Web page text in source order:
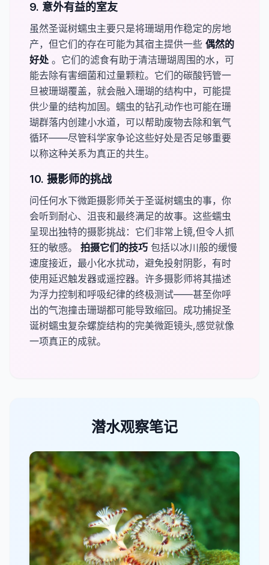
9. 意外有益的室友
虽然圣诞树蠕虫主要只是将珊瑚用作稳定的房地
产，但它们的存在可能为其宿主提供一些 ​偶然的
好处​。它们的滤食有助于清洁珊瑚周围的水，可
能去除有害细菌和过量颗粒。它们的碳酸钙管一
旦被珊瑚覆盖，就会融入珊瑚的结构中，可能提
供少量的结构加固。蠕虫的钻孔动作也可能在珊
瑚群落内创建小水道，可以帮助废物去除和氧气
循环——尽管科学家争论这些好处是否足够重要
以称这种关系为真正的共生。
10. 摄影师的挑战
问任何水下微距摄影师关于圣诞树蠕虫的事，你
会听到耐心、沮丧和最终满足的故事。这些蠕虫
呈现出独特的摄影挑战：它们非常上镜,但令人抓
狂的敏感。 ​拍摄它们的技巧 包括以冰川般的缓慢
速度接近，最小化水扰动，避免投射阴影，有时
使用延迟触发器或遥控器。许多摄影师将其描述
为浮力控制和呼吸纪律的终极测试——甚至你呼
出的气泡撞击珊瑚都可能导致缩回。成功捕捉圣
诞树蠕虫复杂螺旋结构的完美微距镜头,感觉就像
一项真正的成就。
潜水观察笔记